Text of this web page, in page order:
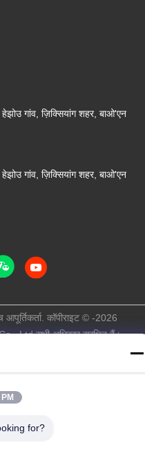
गांव, ज़िक्सियांग शहर, बाओ'एन
गांव, ज़िक्सियांग शहर, बाओ'एन
आपूर्तिकर्ता. कॉपीराइट © -2026
Ltd सभी अधिकार सुरक्षित हैं।
for?